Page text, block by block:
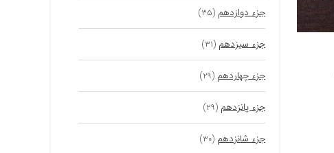
جزء دوازدهم (۳۵)
جزء سیزدهم (۳۱)
جزء چهاردهم (۲۹)
جزء پانزدهم (۲۹)
جزء شانزدهم (۳۰)